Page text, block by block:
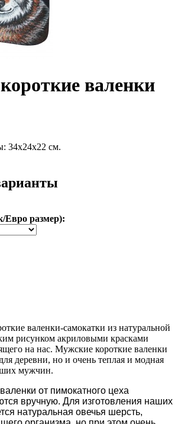
валенки
34x24x22 см.
Евро размер):
валенки-самокатки из натуральной
рисунком акриловыми красками
на нас. Мужские короткие валенки
деревни, но и очень теплая и модная
мужчин.
от пимокатного цеха
вручную. Для изготовления наших
натуральная овечья шерсть,